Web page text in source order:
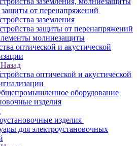
от перенапряжений
заземления
защиты от перенапряжений
молниезащиты
оптической и акустической
Назад
оптической и акустической
оборудование
изделия
изделия
для электроустановочных